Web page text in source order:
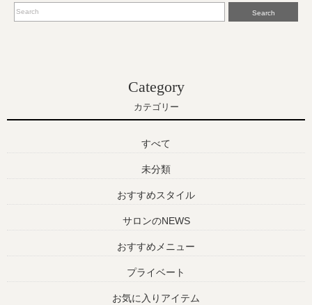
Search
Category
カテゴリー
すべて
未分類
おすすめスタイル
サロンのNEWS
おすすめメニュー
プライベート
お気に入りアイテム